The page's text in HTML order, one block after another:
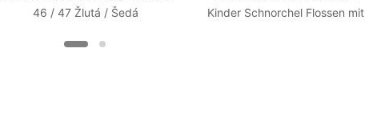
46 / 47 Žlutá / Šedá
Kinder Schnorchel Flossen mit